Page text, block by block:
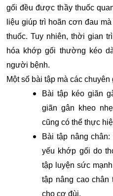
gối đều được thầy thuốc
liệu giúp trì hoãn cơn đau
thuốc. Tuy nhiên, thời gian
hóa khớp gối thường kéo
người bệnh.
Một số bài tập mà các
Bài tập kéo giãn
giãn gân kheo
cũng có thể thực
Bài tập nâng
yếu khớp gối do
tập luyện sức
tập nâng cao chân
cho cơ đùi.